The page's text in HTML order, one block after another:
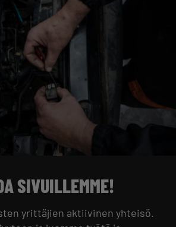
SIVUILLEMME!
yrittäjien aktiivinen yhteisö.